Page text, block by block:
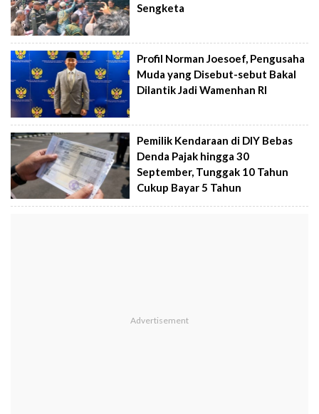
Sengketa
Profil Norman Joesoef, Pengusaha
Muda yang Disebut-sebut Bakal
Dilantik Jadi Wamenhan RI
Pemilik Kendaraan di DIY Bebas
Denda Pajak hingga 30
September, Tunggak 10 Tahun
Cukup Bayar 5 Tahun